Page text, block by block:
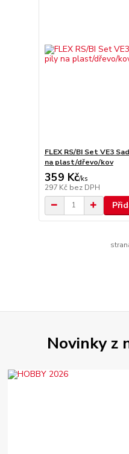
FLEX RS/BI Set VE3
na plast/dřevo/kov
359 Kč/ks
297 Kč bez DPH
Novinky z